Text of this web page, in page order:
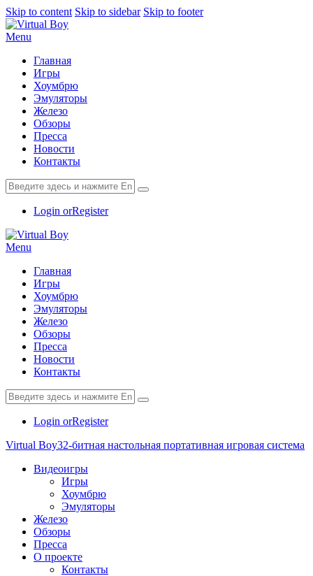
Skip to content Skip to sidebar Skip to footer
Menu
Главная
Игры
Хоумбрю
Эмуляторы
Железо
Обзоры
Пресса
Новости
Контакты
Login orRegister
Menu
Главная
Игры
Хоумбрю
Эмуляторы
Железо
Обзоры
Пресса
Новости
Контакты
Login orRegister
Virtual Boy32-битная настольная портативная игровая система
Видеоигры
Игры
Хоумбрю
Эмуляторы
Железо
Обзоры
Пресса
О проекте
Контакты